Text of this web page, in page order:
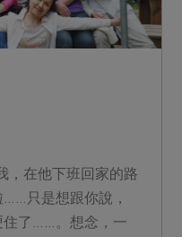
，在他下班回家的路
只是想跟你說，
了……。想念，一